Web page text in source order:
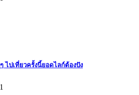
ไปเที่ยวครั้งนี้ยอดไลก์ต้องปัง